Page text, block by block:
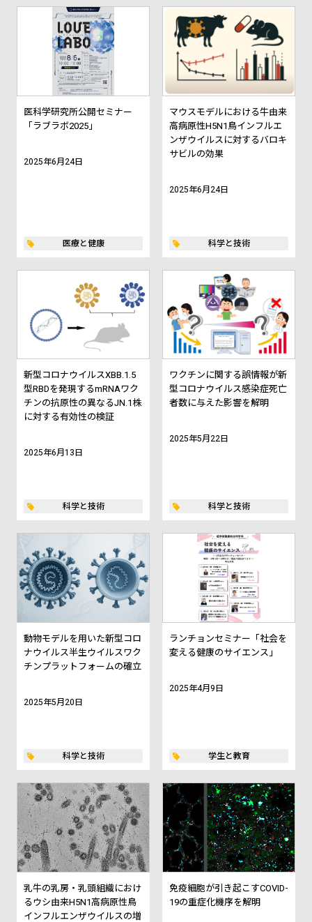
医科学研究所公開セミナー
「ラブラボ2025」
2025年6月24日
医療と健康
マウスモデルにおける牛由来
高病原性H5N1鳥インフルエ
ンザウイルスに対するバロキ
サビルの効果
2025年6月24日
科学と技術
新型コロナウイルスXBB.1.5
型RBDを発現するmRNAワク
チンの抗原性の異なるJN.1株
に対する有効性の検証
2025年6月13日
科学と技術
ワクチンに関する誤情報が新
型コロナウイルス感染症死亡
者数に与えた影響を解明
2025年5月22日
科学と技術
動物モデルを用いた新型コロ
ナウイルス半生ウイルスワク
チンプラットフォームの確立
2025年5月20日
科学と技術
ランチョンセミナー「社会を
変える健康のサイエンス」
2025年4月9日
学生と教育
乳牛の乳房・乳頭組織におけ
るウシ由来H5N1高病原性鳥
インフルエンザウイルスの増
免疫細胞が引き起こすCOVID-
19の重症化機序を解明